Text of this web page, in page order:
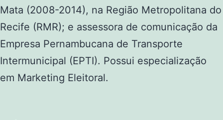
Mata (2008-2014), na Região Metropolitana do
Recife (RMR); e assessora de comunicação da
Empresa Pernambucana de Transporte
Intermunicipal (EPTI). Possui especialização
em Marketing Eleitoral.